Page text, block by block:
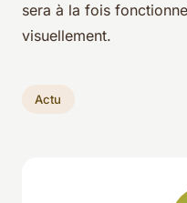
sera à la fois
visuellement.
Actu